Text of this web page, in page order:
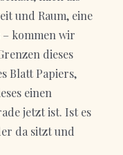
und Raum, eine
– kommen wir
dieses
Blatt Papiers,
einen
jetzt ist. Ist es
da sitzt und